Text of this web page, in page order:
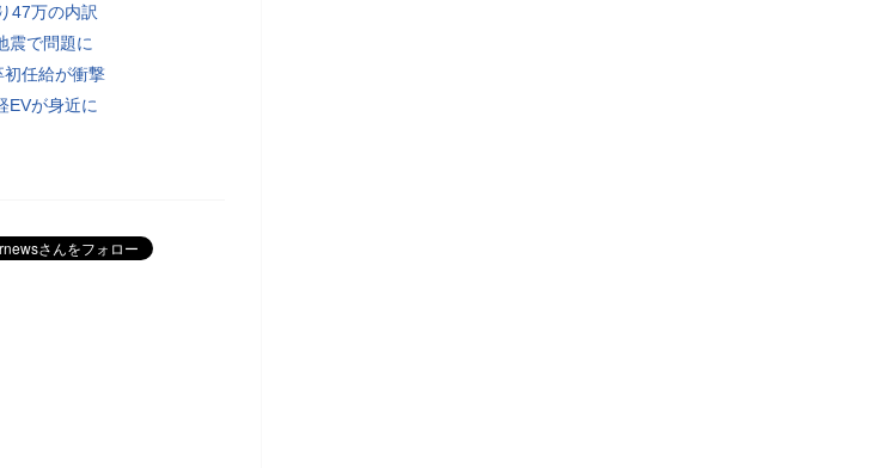
47万の内訳
震で問題に
初任給が衝撃
EVが身近に